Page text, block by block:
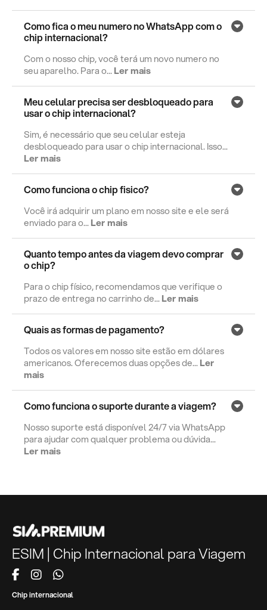
Como fica o meu numero no WhatsApp com o
chip internacional?
Com o nosso chip, você terá um novo numero no
seu aparelho. Para o...Ler mais
Meu celular precisa ser desbloqueado para
usar o chip internacional?
Sim, é necessário que seu celular esteja
desbloqueado para usar o chip internacional. Isso...
Ler mais
Como funciona o chip fisico?
Você irá adquirir um plano em nosso site e ele será
enviado para o...Ler mais
Quanto tempo antes da viagem devo comprar
o chip?
Para o chip físico, recomendamos que verifique o
prazo de entrega no carrinho de...Ler mais
Quais as formas de pagamento?
Todos os valores em nosso site estão em dólares
americanos. Oferecemos duas opções de...Ler
mais
Como funciona o suporte durante a viagem?
Nosso suporte está disponível 24/7 via WhatsApp
para ajudar com qualquer problema ou dúvida...
Ler mais
ESIM | Chip Internacional para Viagem
Chip internacional